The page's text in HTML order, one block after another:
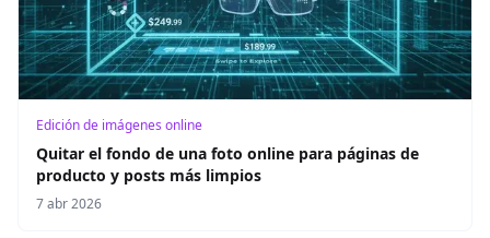
Edición de imágenes online
Quitar el fondo de una foto online para páginas de
producto y posts más limpios
7 abr 2026